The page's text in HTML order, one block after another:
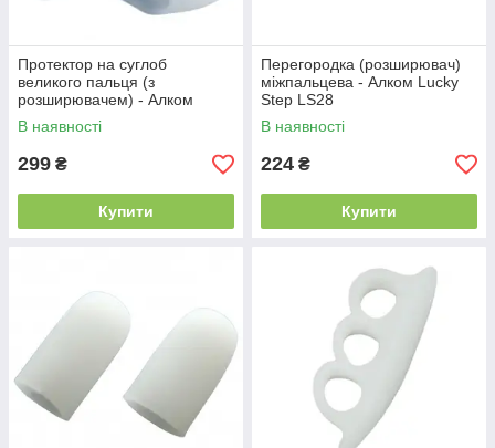
Протектор на суглоб
великого пальця (з
розширювачем) - Алком
Lucky Step LS21
В наявності
299 ₴
Купити
Перегородка (розширювач)
міжпальцева - Алком Lucky
Step LS28
В наявності
224 ₴
Купити